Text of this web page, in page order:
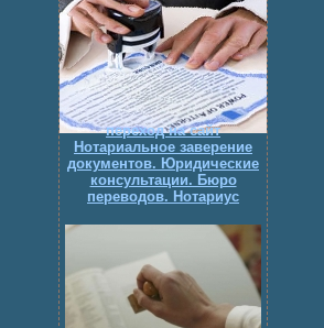
переход на сайт
Нотариальное заверение
документов. Юридические
консультации. Бюро
переводов. Нотариус